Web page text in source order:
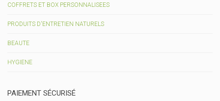
COFFRETS ET BOX PERSONNALISEES
PRODUITS D'ENTRETIEN NATURELS
BEAUTE
HYGIENE
PAIEMENT SÉCURISÉ